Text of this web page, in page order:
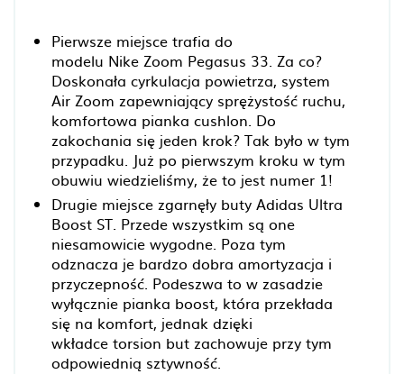
Pierwsze miejsce trafia do
modelu Nike Zoom Pegasus 33. Za co?
Doskonała cyrkulacja powietrza, system
Air Zoom zapewniający sprężystość ruchu,
komfortowa pianka cushlon. Do
zakochania się jeden krok? Tak było w tym
przypadku. Już po pierwszym kroku w tym
obuwiu wiedzieliśmy, że to jest numer 1!
Drugie miejsce zgarnęły buty Adidas Ultra
Boost ST. Przede wszystkim są one
niesamowicie wygodne. Poza tym
odznacza je bardzo dobra amortyzacja i
przyczepność. Podeszwa to w zasadzie
wyłącznie pianka boost, która przekłada
się na komfort, jednak dzięki
wkładce torsion but zachowuje przy tym
odpowiednią sztywność.